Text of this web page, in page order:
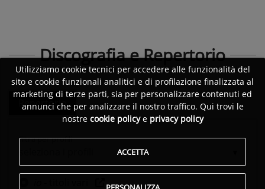
Discografia e Repertorio
Repertorio
filtra per profili
Utilizziamo cookie tecnici per accedere alle funzionalità del
sito e cookie funzionali analitici e di profilazione finalizzata al
marketing di terze parti, sia per personalizzare contenuti ed
annunci che per analizzare il nostro traffico. Qui trovi le
nostre cookie policye privacy policy
ACCETTA